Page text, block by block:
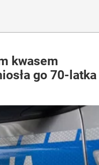
kwasem
go 70-latka